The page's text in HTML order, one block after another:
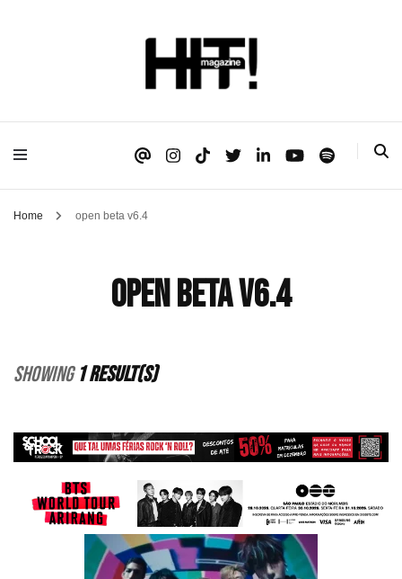
HIT!Magazine
Home open beta v6.4
open beta v6.4
Showing1 Result(s)